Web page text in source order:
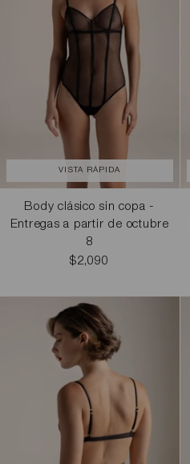
VISTA RÁPIDA
Body clásico sin copa -
Entregas a partir de octubre
8
$2,090